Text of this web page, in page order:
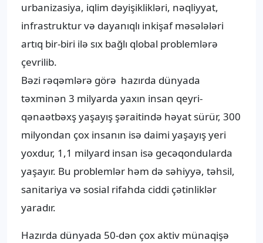
urbanizasiya, iqlim dəyişiklikləri, nəqliyyat,
infrastruktur və dayanıqlı inkişaf məsələləri
artıq bir-biri ilə sıx bağlı qlobal problemlərə
çevrilib.
Bəzi rəqəmlərə görə hazırda dünyada
təxminən 3 milyarda yaxın insan qeyri-
qənaətbəxş yaşayış şəraitində həyat sürür, 300
milyondan çox insanın isə daimi yaşayış yeri
yoxdur, 1,1 milyard insan isə gecəqondularda
yaşayır. Bu problemlər həm də səhiyyə, təhsil,
sanitariya və sosial rifahda ciddi çətinliklər
yaradır.
Hazırda dünyada 50-dən çox aktiv münaqişə